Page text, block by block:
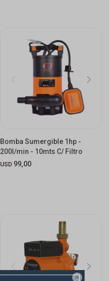

Bomba Sumergible 1hp -
200l/min - 10mts C/ Filtro
USD 99,00